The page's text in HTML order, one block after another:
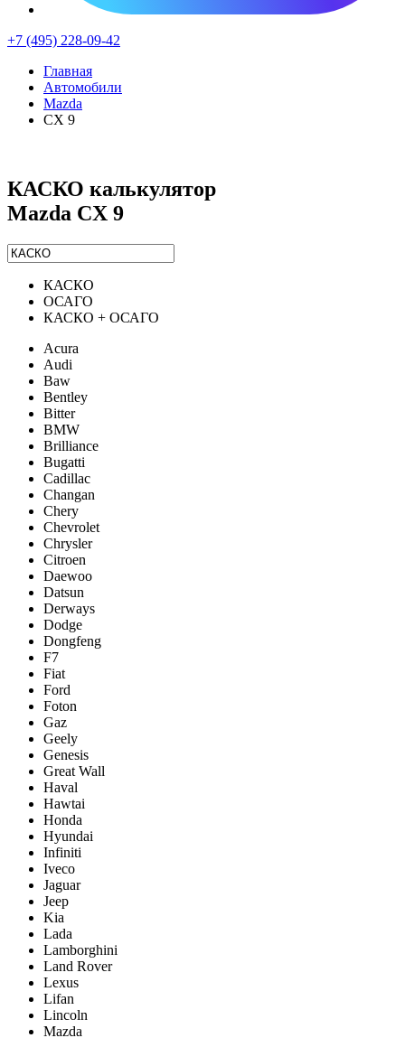
+7 (495) 228-09-42
Главная
Автомобили
Mazda
CX 9
КАСКО калькулятор
Mazda CX 9
КАСКО
ОСАГО
КАСКО + ОСАГО
Acura
Audi
Baw
Bentley
Bitter
BMW
Brilliance
Bugatti
Cadillac
Changan
Chery
Chevrolet
Chrysler
Citroen
Daewoo
Datsun
Derways
Dodge
Dongfeng
F7
Fiat
Ford
Foton
Gaz
Geely
Genesis
Great Wall
Haval
Hawtai
Honda
Hyundai
Infiniti
Iveco
Jaguar
Jeep
Kia
Lada
Lamborghini
Land Rover
Lexus
Lifan
Lincoln
Mazda